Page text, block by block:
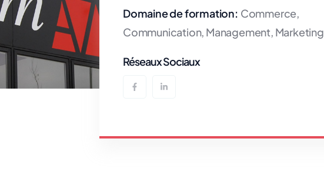
Domaine de formation: Commerce,
Communication, Management, Marketing
Réseaux Sociaux